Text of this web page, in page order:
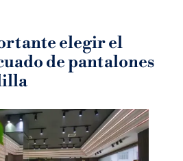
elegir el
de pantalones